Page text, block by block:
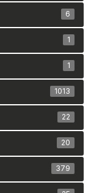
6
1
1
1013
22
20
379